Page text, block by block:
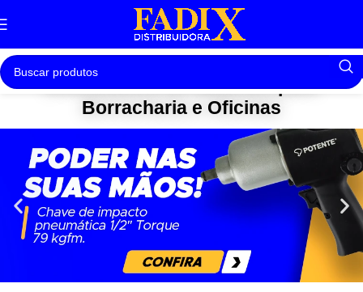
Distribuidora de Materiais para
Borracharia e Oficinas